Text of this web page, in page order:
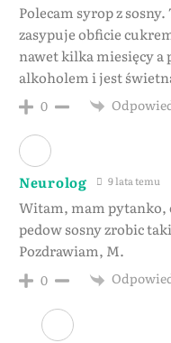
Polecam syrop z
zasypuje obficie
nawet kilka miesięcy a
alkoholem i jest
0
Neurolog 9 lata temu
Witam, mam pytanko,
pedow sosny zrobic
Pozdrawiam, M.
0